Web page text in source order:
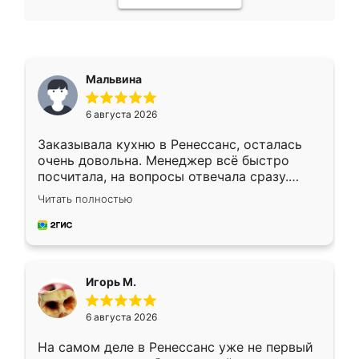
Мальвина
6 августа 2026
Заказывала кухню в Ренессанс, осталась
очень довольна. Менеджер всё быстро
посчитала, на вопросы отвечала сразу.
Замерщик приехал в субботу, подошёл к
делу со всей ответственностью. Собрали
за день, ребята работали аккуратно, даже
Читать полностью
Игорь М.
6 августа 2026
На самом деле в Ренессанс уже не первый